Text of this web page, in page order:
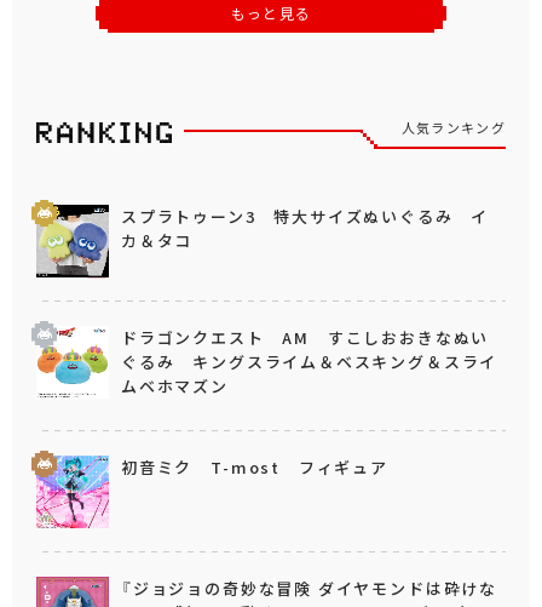
もっと見る
人気ランキング
スプラトゥーン3 特大サイズぬいぐるみ イ
カ＆タコ
ドラゴンクエスト AM すこしおおきなぬい
ぐるみ キングスライム＆ベスキング＆スライ
ムベホマズン
初音ミク T-most フィギュア
『ジョジョの奇妙な冒険 ダイヤモンドは砕けな